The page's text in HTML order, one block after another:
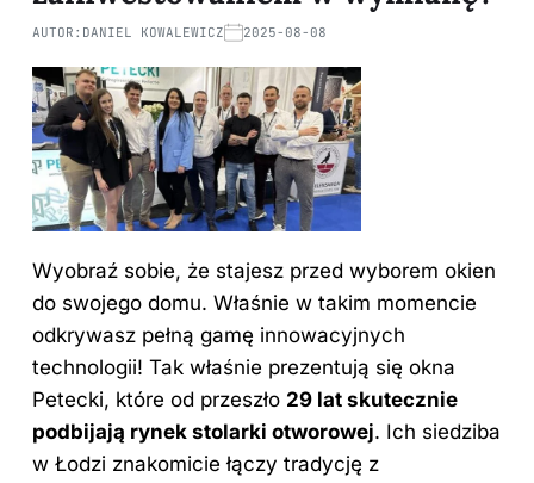
AUTOR: DANIEL KOWALEWICZ 2025-08-08
Wyobraź sobie, że stajesz przed wyborem okien
do swojego domu. Właśnie w takim momencie
odkrywasz pełną gamę innowacyjnych
technologii! Tak właśnie prezentują się okna
Petecki, które od przeszło 29 lat skutecznie
podbijają rynek stolarki otworowej. Ich siedziba
w Łodzi znakomicie łączy tradycję z